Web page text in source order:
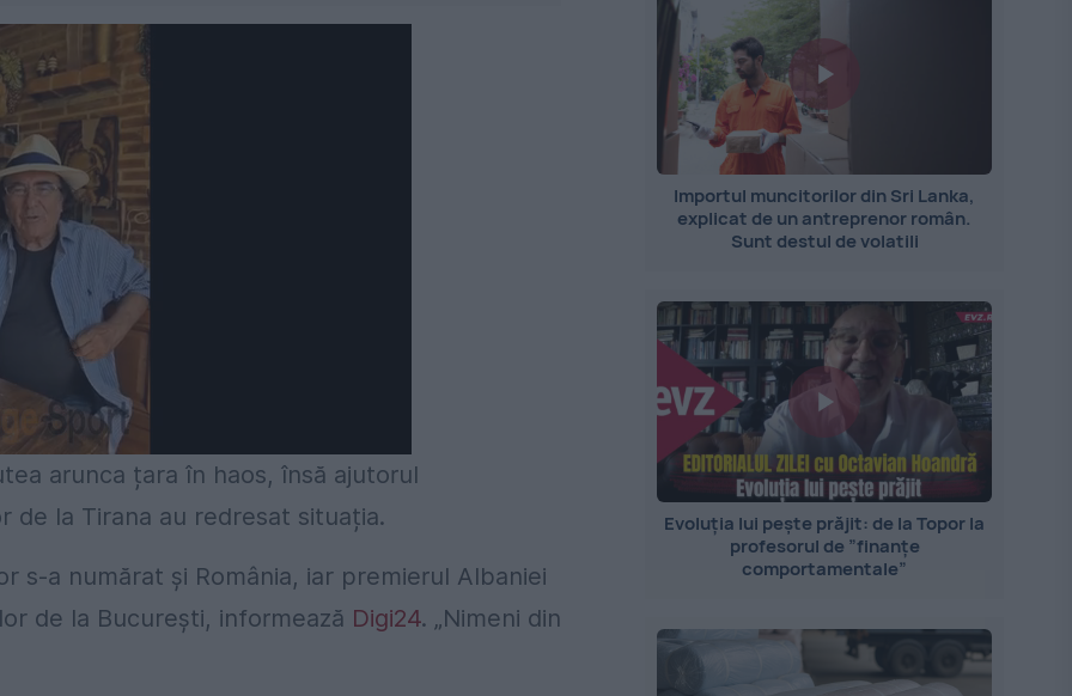
arunca țara în haos, însă ajutorul
de la Tirana au redresat situația.
s-a numărat și România, iar premierul Albaniei
de la București, informează Digi24. „Nimeni din
Importul muncitorilor din Sri Lanka,
explicat de un antreprenor român.
Sunt destul de volatili
Evoluția lui pește prăjit: de la Topor la
profesorul de ”finanțe
comportamentale”